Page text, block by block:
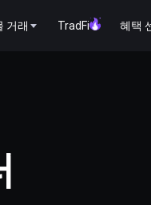
거래 TradFi 혜택